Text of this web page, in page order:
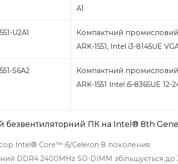
A1
U2A1
Компактний
ARK-1551, Intel i3-8145UE
S6A2
Компактний
ARK-1551 Intel i5-8365UE 12-
безвентиляторний ПК на Intel® 8th
Intel® Core™ i5/Celeron 8 поколения
DDR4 2400MHz SO-DIMM збільшується до